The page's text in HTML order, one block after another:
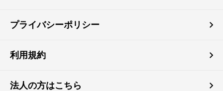
プライバシーポリシー
利用規約
法人の方はこちら